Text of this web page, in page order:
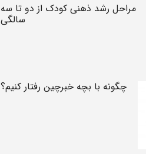
مراحل رشد ذهنی کودک از دو تا سه
سالگی
چگونه با بچه خبرچین رفتار کنیم؟